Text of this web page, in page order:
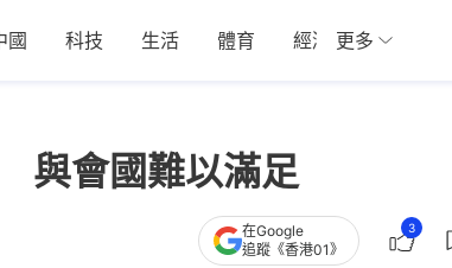
國 科技 生活 體育 經濟 01深圳
更多
與會國難以滿足
在Google
追蹤《香港01》
3